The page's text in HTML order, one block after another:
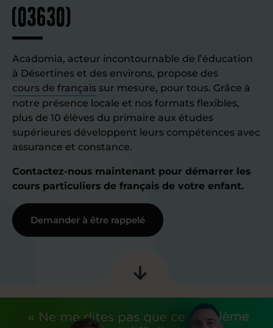
(03630)
Acadomia, acteur incontournable de l’éducation
à Désertines et des environs, propose des
cours de français sur mesure, pour tous. Grâce à
notre présence locale et nos formats flexibles,
plus de 10 élèves du primaire aux études
supérieures développent leurs compétences avec
assurance et constance.
Contactez-nous maintenant pour démarrer les
cours particuliers de français de votre enfant.
Demander à être rappelé